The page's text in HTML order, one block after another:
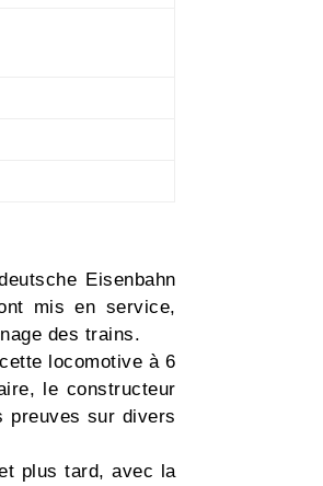
Eisenbahn
mis en service,
des trains.
locomotive à 6
le constructeur
preuves sur divers
plus tard, avec la